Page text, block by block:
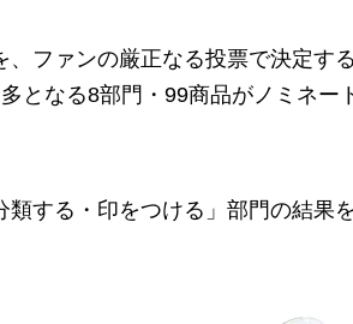
ファンの厳正なる投票で決定す
となる8部門・99商品がノミネー
する・印をつける」部門の結果